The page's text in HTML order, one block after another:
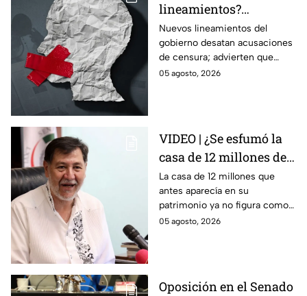
lineamientos?
Gobierno podría
decidir qué es verdad y
qué mentira; advierte
Maru Campos
Nuevos lineamientos del
gobierno desatan acusaciones
de censura; advierten que
permitirían decidir qué es
05 agosto, 2026
VIDEO | ¿Se esfumó la
casa de 12 millones de
Noroña? Esto
respondió sobre su
declaración
patrimonial 2026
La casa de 12 millones que
antes aparecía en su
patrimonio ya no figura como
inmueble en su declaración.
05 agosto, 2026
Oposición en el Senado